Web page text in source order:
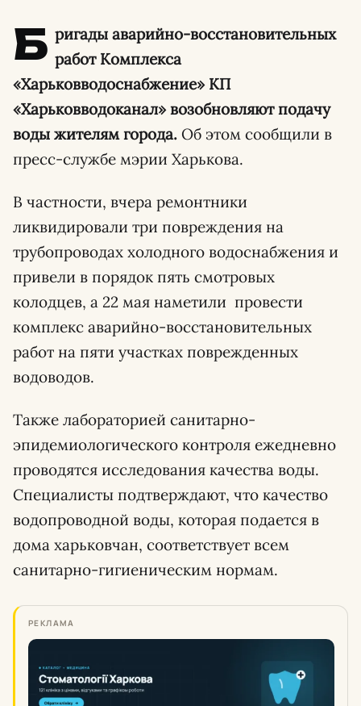
Б ригады аварийно-восстановительных
работ Комплекса
«Харьковводоснабжение» КП
«Харьковводоканал» возобновляют подачу
воды жителям города. Об этом сообщили в
пресс-службе мэрии Харькова.
В частности, вчера ремонтники
ликвидировали три повреждения на
трубопроводах холодного водоснабжения и
привели в порядок пять смотровых
колодцев, а 22 мая наметили провести
комплекс аварийно-восстановительных
работ на пяти участках поврежденных
водоводов.
Также лабораторией санитарно-
эпидемиологического контроля ежедневно
проводятся исследования качества воды.
Специалисты подтверждают, что качество
водопроводной воды, которая подается в
дома харьковчан, соответствует всем
санитарно-гигиеническим нормам.
РЕКЛАМА